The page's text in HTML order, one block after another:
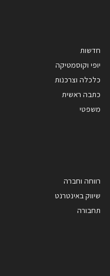
חדשות
יופי וקוסמטיקה
כלכלה וצרכנות
כתבה ראשית
משפטי
רווחה וחברה
שיווק באינטרנט
תחבורה